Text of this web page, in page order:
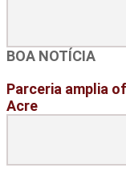
BOA NOTÍCIA
Parceria amplia
Acre